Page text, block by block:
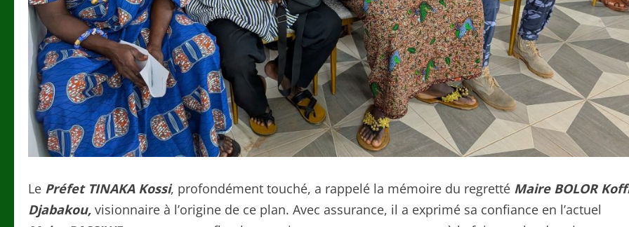
Le Préfet TINAKA Kossi, profondément touché, a rappelé la mémoire du regretté Maire BOLOR
Djabakou, visionnaire à l’origine de ce plan. Avec assurance, il a exprimé sa confiance en l’actuel